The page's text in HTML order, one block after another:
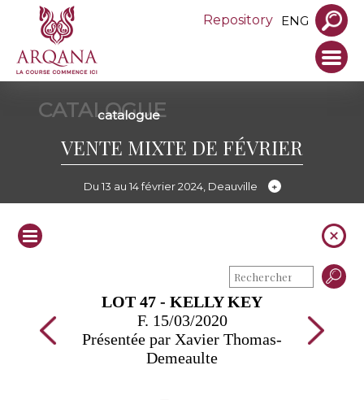
Repository ENG
CATALOGUE
catalogue
VENTE MIXTE DE FÉVRIER
Du 13 au 14 février 2024, Deauville
LOT 47 - KELLY KEY
F. 15/03/2020
Présentée par Xavier Thomas-
Demeaulte